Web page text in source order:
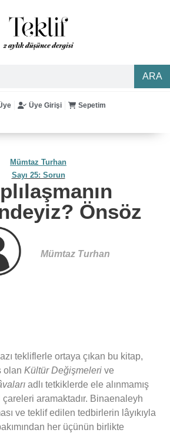
ARA
Üye Girişi Sepetim
Mümtaz Turhan
Sayı 25: Sorun
Önsöz
Mümtaz Turhan
tekliflerle ortaya çıkan bu kitap,
olan Kültür Değişmeleri ve
adlı tetkiklerde ele alınmamış
aramaktadır. Binaenaleyh
ve teklif edilen tedbirlerin lâyıkıyla
her üçünün birlikte